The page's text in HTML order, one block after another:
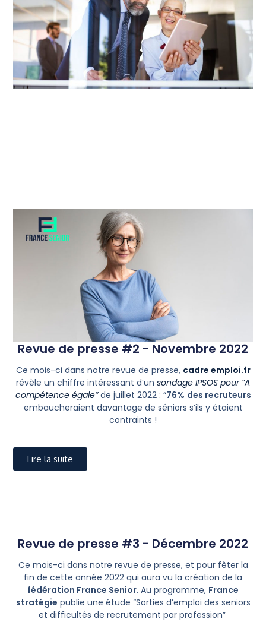
Revue de presse #2 - Novembre 2022
Ce mois-ci dans notre revue de presse, cadre emploi.fr
révèle un chiffre intéressant d’un sondage IPSOS pour “A
compétence égale” de juillet 2022 : “76% des recruteurs
embaucheraient davantage de séniors s’ils y étaient
contraints !
Lire la suite
Revue de presse #3 - Décembre 2022
Ce mois-ci dans notre revue de presse, et pour fêter la
fin de cette année 2022 qui aura vu la création de la
fédération France Senior. Au programme, France
stratégie publie une étude “Sorties d’emploi des seniors
et difficultés de recrutement par profession”